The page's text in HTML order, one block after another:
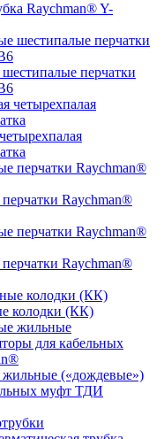
Raychman® Y-
перчатки
Raychman®
Raychman®
колодки (КК)
(«дождевые»)
муфт ТДИ